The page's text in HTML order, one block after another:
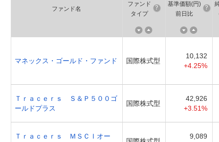
ファンド名
ファンド
タイプ
基準価額(円)
前日比
マネックス・ゴールド・ファンド 国際株式型
10,132
+4.25%
Ｔｒａｃｅｒｓ Ｓ＆Ｐ５００ゴ
ールドプラス
国際株式型
42,926
+3.51%
Ｔｒａｃｅｒｓ ＭＳＣＩオー
9,089